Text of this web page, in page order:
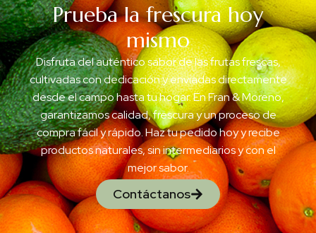
Prueba la frescura hoy
mismo
Disfruta del auténtico sabor de las frutas frescas,
cultivadas con dedicación y enviadas directamente
desde el campo hasta tu hogar. En Fran & Moreno,
garantizamos calidad, frescura y un proceso de
compra fácil y rápido. Haz tu pedido hoy y recibe
productos naturales, sin intermediarios y con el
mejor sabor.
Contáctanos